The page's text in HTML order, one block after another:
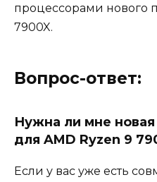
процессорами нового
7900X.
Вопрос-ответ:
Нужна ли мне
для AMD Ryzen 9
Если у вас уже есть